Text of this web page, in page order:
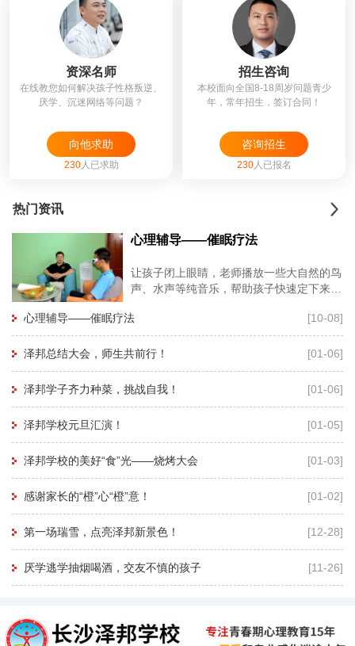
资深名师
在线教您如何解决孩子性格叛逆、
厌学、沉迷网络等问题？
向他求助
230人已求助
招生咨询
本校面向全国8-18周岁问题青少
年，常年招生，签订合同！
咨询招生
230人已报名
热门资讯
心理辅导——催眠疗法
让孩子闭上眼睛，老师播放一些大自然的鸟
声、水声等纯音乐，帮助孩子快速定下来，
利于心理老师深度进入孩子的
心理辅导——催眠疗法 [10-08]
泽邦总结大会，师生共前行！ [01-06]
泽邦学子齐力种菜，挑战自我！ [01-06]
泽邦学校元旦汇演！ [01-05]
泽邦学校的美好“食”光——烧烤大会 [01-03]
感谢家长的“橙”心“橙”意！ [01-02]
第一场瑞雪，点亮泽邦新景色！ [12-28]
厌学逃学抽烟喝酒，交友不慎的孩子 [11-26]